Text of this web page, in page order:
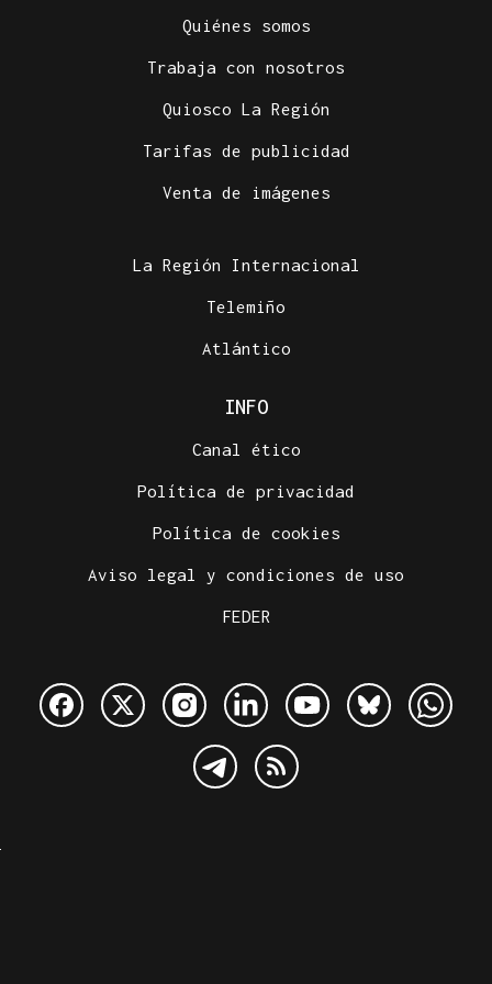
Quiénes somos
Trabaja con nosotros
Quiosco La Región
Tarifas de publicidad
Venta de imágenes
La Región Internacional
Telemiño
Atlántico
INFO
Canal ético
Política de privacidad
Política de cookies
Aviso legal y condiciones de uso
FEDER